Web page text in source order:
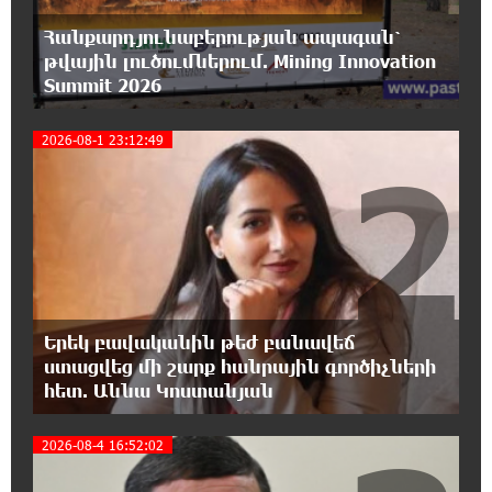
հայտնեց և հրաժարվեց քննել գործն ու
դատել կաթողիկոսին. Մարիաննա Ղահրամանյան
17:07:39 7-08-2026
հեռացնել փորձելու մասին
16:57:42 7-08-2026
«ՀայաՔվեն» կանգնած է Հայ առաքելական
եկեղեցու պաշտպանության առաջնագծում.
16:50:26 7-08-2026
Վարչապետ լինել, չի նշանակում ինչ ուզել
անել
«ՀայաՔվեն» կանգնած է Հայ առաքելական
եկեղեցու պաշտպանության առաջնագծում.
Հանքարդյունաբերության ապագան՝
թվային լուծումներում. Mining Innovation
Summit 2026
2026-08-1 23:12:49
Երեկ բավականին թեժ բանավեճ
ստացվեց մի շարք հանրային գործիչների
հետ. Աննա Կոստանյան
2
2026-08-4 16:52:02